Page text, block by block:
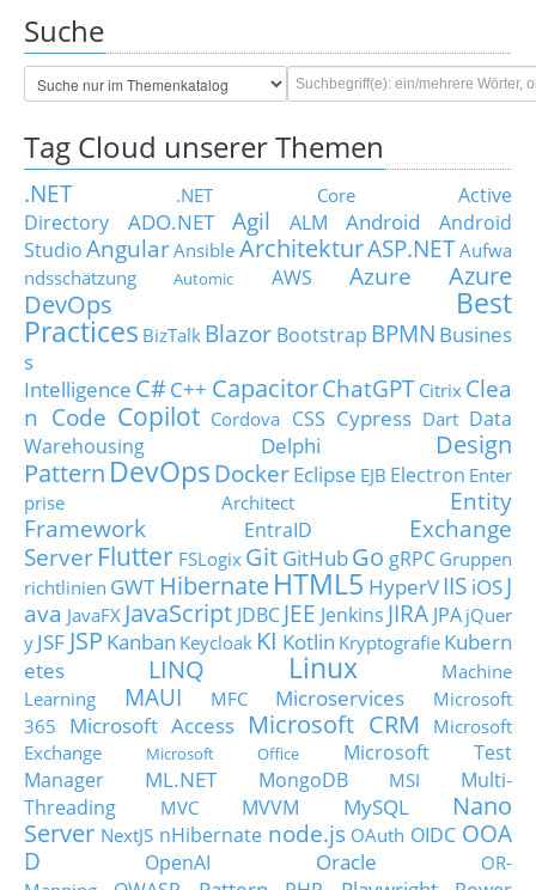
Suche
Tag Cloud unserer Themen
.NET .NET Core
Active
Directory
ADO.NET Agil ALM Android
Android
StudioAngularAnsible ArchitekturASP.NETAufwa
ndsschätzung
Automic AWS Azure
Azure
DevOps
Best
Practices BizTalk Blazor Bootstrap BPMN Busines
s
Intelligence C#C++ CapacitorChatGPT Citrix Clea
n Code Copilot Cordova CSS Cypress Dart Data
Warehousing
Delphi
Design
Pattern DevOps DockerEclipse EJB Electron Enter
prise Architect
Entity
Framework
EntraID
Exchange
Server Flutter FSLogix Git GitHubGo gRPC Gruppen
richtlinien GWT HibernateHTML5 HyperVIIS iOSJ
ava JavaFX JavaScript JDBC JEE Jenkins JIRA JPA jQuer
y JSF JSP Kanban Keycloak KI Kotlin Kryptografie Kubern
etes
LINQ Linux
Machine
Learning
MAUI MFC Microservices
Microsoft
365
Microsoft Access Microsoft CRM
Microsoft
Exchange
Microsoft Office
Microsoft Test
Manager
ML.NET MongoDB MSI
Multi-
Threading
MVC MVVM MySQL
Nano
Server NextJS nHibernate node.js OAuth OIDC OOA
D
OpenAI Oracle
OR-